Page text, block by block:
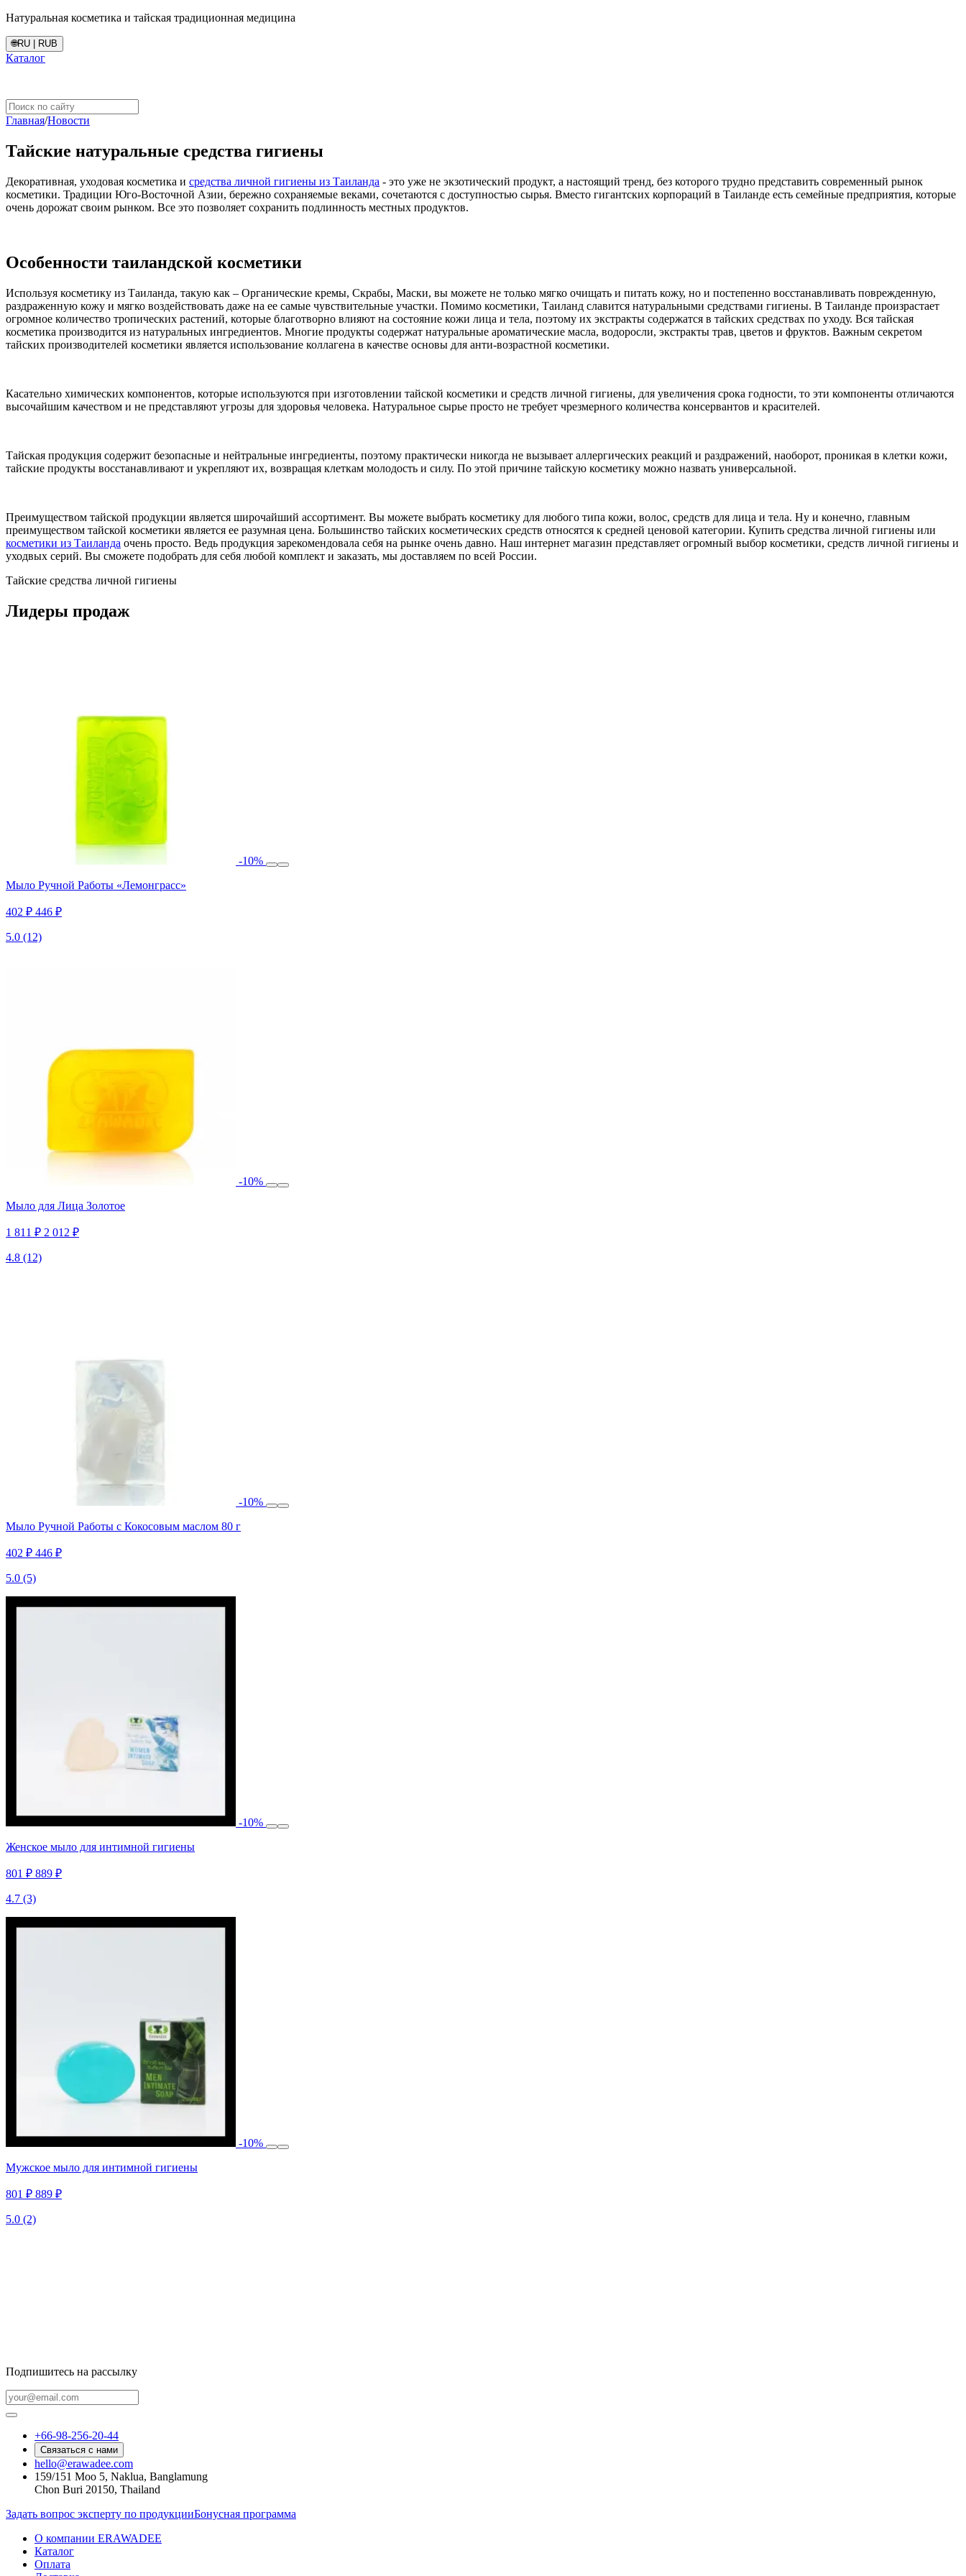
Натуральная косметика и тайская традиционная медицина
🌐RU | RUB
Каталог
Главная/Новости
Тайские натуральные средства гигиены
Декоративная, уходовая косметика и средства личной гигиены из Таиланда - это уже не экзотический продукт, а настоящий тренд, без которого трудно представить современный рынок
косметики. Традиции Юго-Восточной Азии, бережно сохраняемые веками, сочетаются с доступностью сырья. Вместо гигантских корпораций в Таиланде есть семейные предприятия, которые
очень дорожат своим рынком. Все это позволяет сохранить подлинность местных продуктов.
Особенности таиландской косметики
Используя косметику из Таиланда, такую как – Органические кремы, Скрабы, Маски, вы можете не только мягко очищать и питать кожу, но и постепенно восстанавливать поврежденную,
раздраженную кожу и мягко воздействовать даже на ее самые чувствительные участки. Помимо косметики, Таиланд славится натуральными средствами гигиены. В Таиланде произрастает
огромное количество тропических растений, которые благотворно влияют на состояние кожи лица и тела, поэтому их экстракты содержатся в тайских средствах по уходу. Вся тайская
косметика производится из натуральных ингредиентов. Многие продукты содержат натуральные ароматические масла, водоросли, экстракты трав, цветов и фруктов. Важным секретом
тайских производителей косметики является использование коллагена в качестве основы для анти-возрастной косметики.
Касательно химических компонентов, которые используются при изготовлении тайской косметики и средств личной гигиены, для увеличения срока годности, то эти компоненты отличаются
высочайшим качеством и не представляют угрозы для здоровья человека. Натуральное сырье просто не требует чрезмерного количества консервантов и красителей.
Тайская продукция содержит безопасные и нейтральные ингредиенты, поэтому практически никогда не вызывает аллергических реакций и раздражений, наоборот, проникая в клетки кожи,
тайские продукты восстанавливают и укрепляют их, возвращая клеткам молодость и силу. По этой причине тайскую косметику можно назвать универсальной.
Преимуществом тайской продукции является широчайший ассортимент. Вы можете выбрать косметику для любого типа кожи, волос, средств для лица и тела. Ну и конечно, главным
преимуществом тайской косметики является ее разумная цена. Большинство тайских косметических средств относятся к средней ценовой категории. Купить средства личной гигиены или
косметики из Таиланда очень просто. Ведь продукция зарекомендовала себя на рынке очень давно. Наш интернет магазин представляет огромный выбор косметики, средств личной гигиены и
уходвых серий. Вы сможете подобрать для себя любой комплект и заказать, мы доставляем по всей России.
Тайские средства личной гигиены
Лидеры продаж
-10%
Мыло Ручной Работы «Лемонграсс»
402 ₽ 446 ₽
5.0 (12)
-10%
Мыло для Лица Золотое
1 811 ₽ 2 012 ₽
4.8 (12)
-10%
Мыло Ручной Работы с Кокосовым маслом 80 г
402 ₽ 446 ₽
5.0 (5)
-10%
Женское мыло для интимной гигиены
801 ₽ 889 ₽
4.7 (3)
-10%
Мужское мыло для интимной гигиены
801 ₽ 889 ₽
5.0 (2)
Подпишитесь на рассылку
+66-98-256-20-44
Связаться с нами
hello@erawadee.com
159/151 Moo 5, Naklua, Banglamung
Chon Buri 20150, Thailand
Задать вопрос эксперту по продукцииБонусная программа
О компании ERAWADEE
Каталог
Оплата